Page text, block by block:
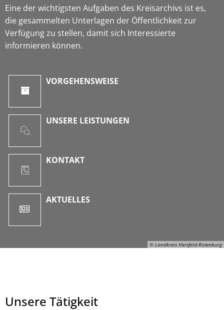
© Landkreis Hersfeld-Rotenburg
Eine der wichtigsten Aufgaben des Kreisarchivs ist es,
die gesammelten Unterlagen der Öffentlichkeit zur
Verfügung zu stellen, damit sich Interessierte
informieren können.
VORGEHENSWEISE
UNSERE LEISTUNGEN
KONTAKT
AKTUELLES
Unsere Tätigkeit